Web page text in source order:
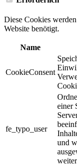
Diese Cookies
Website benötigt.
Name
CookieConsent
fe_typo_user
einer
und